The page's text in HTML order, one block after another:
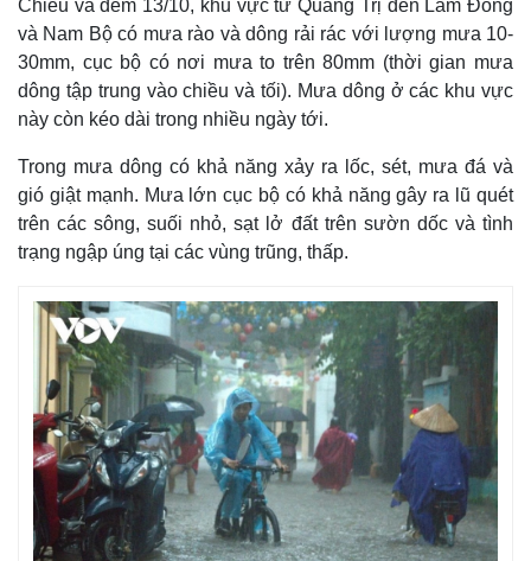
Thế giới
Quan sát
Cuộc sống đó đây
Hồ sơ
Multimedia
Video
Ảnh
E-Magazine
Chiều và đêm 13/10, khu vực từ Quảng Trị đến Lâm Đồng
và Nam Bộ có mưa rào và dông rải rác với lượng mưa 10-
30mm, cục bộ có nơi mưa to trên 80mm (thời gian mưa
dông tập trung vào chiều và tối). Mưa dông ở các khu vực
này còn kéo dài trong nhiều ngày tới.
Trong mưa dông có khả năng xảy ra lốc, sét, mưa đá và
gió giật mạnh. Mưa lớn cục bộ có khả năng gây ra lũ quét
trên các sông, suối nhỏ, sạt lở đất trên sườn dốc và tình
trạng ngập úng tại các vùng trũng, thấp.